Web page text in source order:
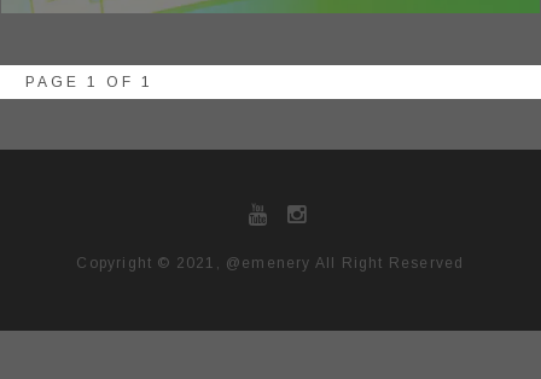
PAGE 1 OF 1
Copyright © 2021, @emenery All Right Reserved